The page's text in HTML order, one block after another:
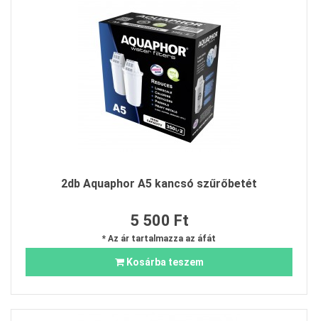
2db Aquaphor A5 kancsó szűrőbetét
5 500 Ft
* Az ár tartalmazza az áfát
Kosárba teszem